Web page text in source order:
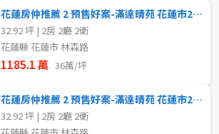
花蓮房仲推薦 2 預售好案-滿達晴苑 花蓮市2~3房 6B
32.92 坪 | 2房 2廳 2衛
花蓮縣 花蓮市 林森路
1185.1 萬 36萬/坪
花蓮房仲推薦 2 預售好案-滿達晴苑 花蓮市2~3房 6A
32.92 坪 | 2房 2廳 2衛